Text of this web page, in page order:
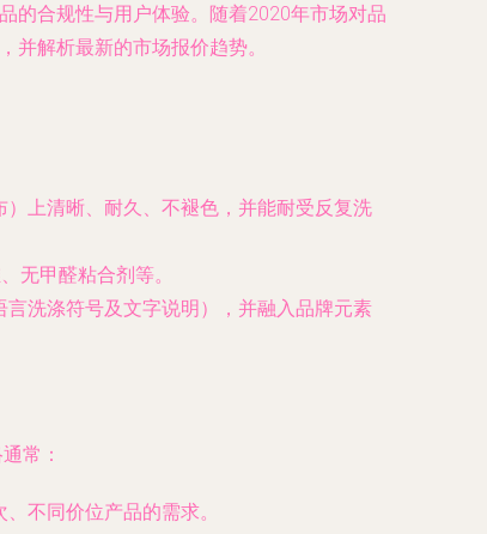
的合规性与用户体验。随着2020年市场对品
解析最新的市场报价趋势。
上清晰、耐久、不褪色，并能耐受反复洗
无甲醛粘合剂等。
洗涤符号及文字说明），并融入品牌元素
常：
不同价位产品的需求。